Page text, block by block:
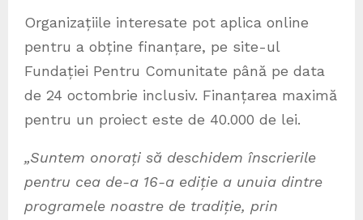
Organizațiile interesate pot aplica online
pentru a obține finanțare, pe site-ul
Fundației Pentru Comunitate până pe data
de 24 octombrie inclusiv. Finanțarea maximă
pentru un proiect este de 40.000 de lei.
„Suntem onorați să deschidem înscrierile
pentru cea de-a 16-a ediție a unuia dintre
programele noastre de tradiție, prin